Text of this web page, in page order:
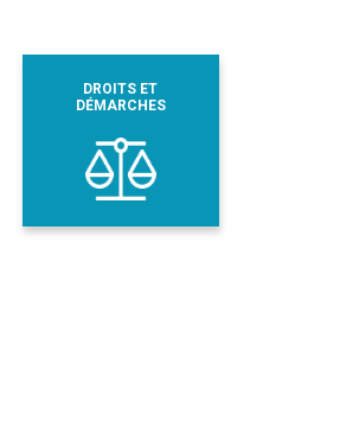
DROITS ET
DÉMARCHES